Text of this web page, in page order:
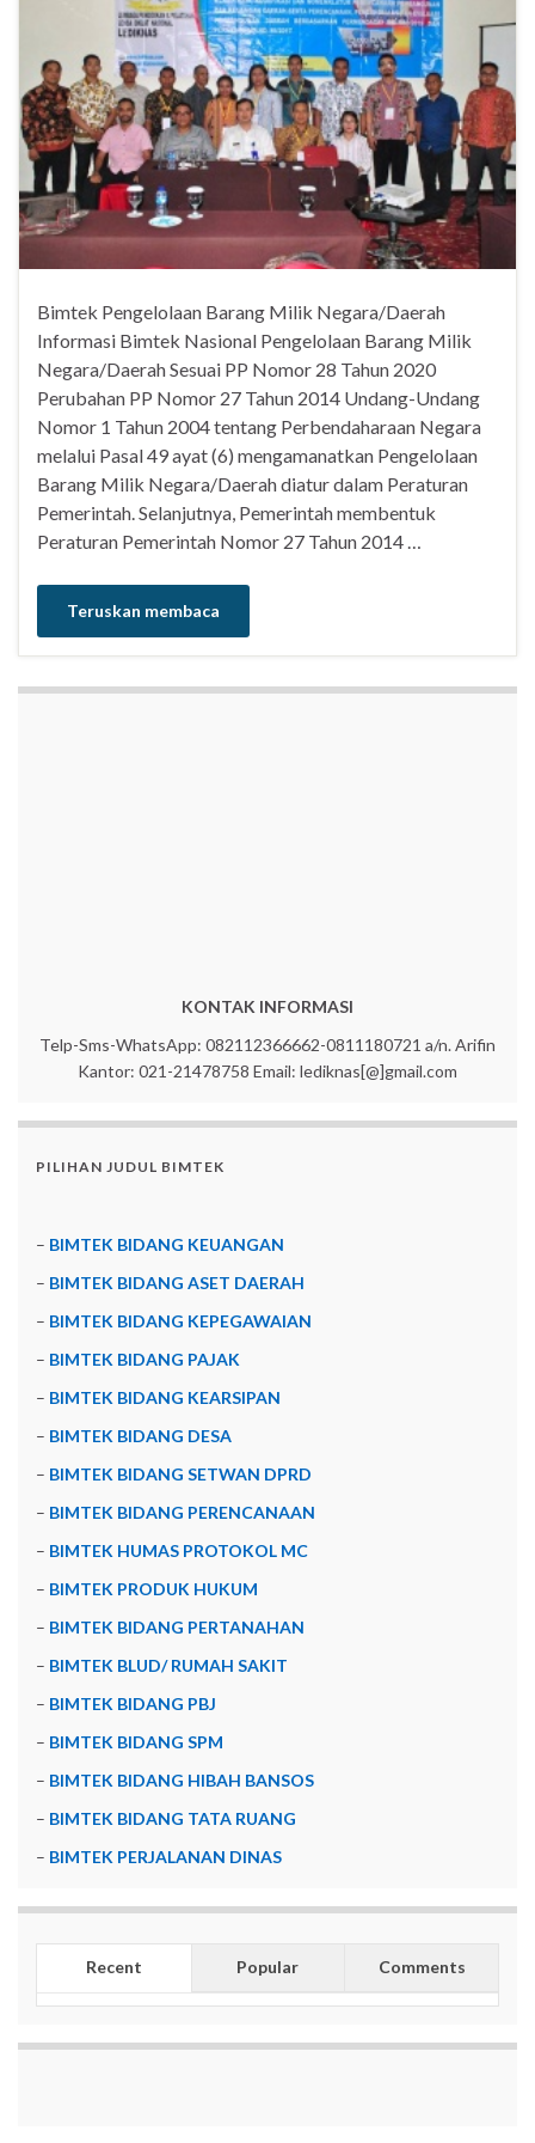
Bimtek Pengelolaan Barang Milik Negara/Daerah
Informasi Bimtek Nasional Pengelolaan Barang Milik
Negara/Daerah Sesuai PP Nomor 28 Tahun 2020
Perubahan PP Nomor 27 Tahun 2014 Undang-Undang
Nomor 1 Tahun 2004 tentang Perbendaharaan Negara
melalui Pasal 49 ayat (6) mengamanatkan Pengelolaan
Barang Milik Negara/Daerah diatur dalam Peraturan
Pemerintah. Selanjutnya, Pemerintah membentuk
Peraturan Pemerintah Nomor 27 Tahun 2014 …
Teruskan membaca
KONTAK INFORMASI
Telp-Sms-WhatsApp: 082112366662-0811180721 a/n. Arifin
Kantor: 021-21478758 Email: lediknas[@]gmail.com
PILIHAN JUDUL BIMTEK
– BIMTEK BIDANG KEUANGAN
– BIMTEK BIDANG ASET DAERAH
– BIMTEK BIDANG KEPEGAWAIAN
– BIMTEK BIDANG PAJAK
– BIMTEK BIDANG KEARSIPAN
– BIMTEK BIDANG DESA
– BIMTEK BIDANG SETWAN DPRD
– BIMTEK BIDANG PERENCANAAN
– BIMTEK HUMAS PROTOKOL MC
– BIMTEK PRODUK HUKUM
– BIMTEK BIDANG PERTANAHAN
– BIMTEK BLUD/ RUMAH SAKIT
– BIMTEK BIDANG PBJ
– BIMTEK BIDANG SPM
– BIMTEK BIDANG HIBAH BANSOS
– BIMTEK BIDANG TATA RUANG
– BIMTEK PERJALANAN DINAS
Recent Popular Comments